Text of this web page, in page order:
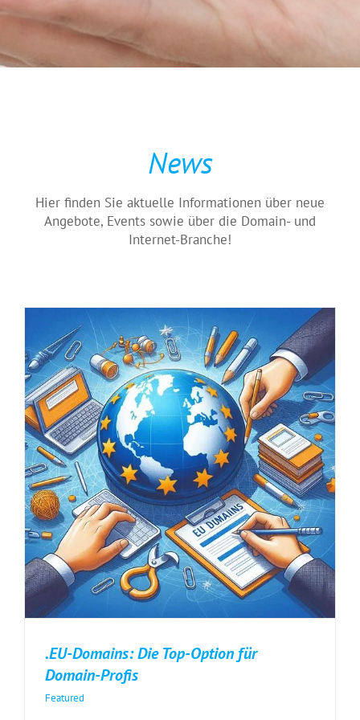
News
Hier finden Sie aktuelle Informationen über neue
Angebote, Events sowie über die Domain- und
Internet-Branche!
.EU-Domains: Die Top-Option für Domain-
Profis
.EU-Domains: Die Top-Option für
Domain-Profis
Featured